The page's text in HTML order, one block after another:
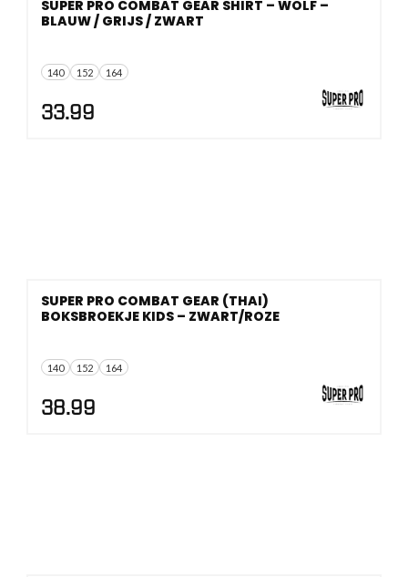
140 152 164
SUPER PRO COMBAT GEAR SHIRT – WOLF –
BLAUW / GRIJS / ZWART
33.99
140 152 164
SUPER PRO COMBAT GEAR (THAI)
BOKSBROEKJE KIDS – ZWART/ROZE
38.99